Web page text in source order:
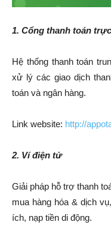
1. Cổng thanh toán
Hệ thống thanh toán
xử lý các giao dịch
toán và ngân hàng.
Link website: http://
2. Ví điện tử
Giải pháp hỗ trợ thanh
mua hàng hóa & dịch
ích, nạp tiền di động.